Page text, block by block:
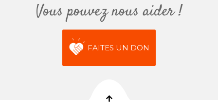
Vous pouvez nous aider !
FAITES UN DON